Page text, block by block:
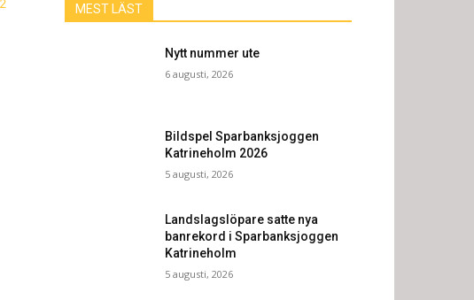
MEST LÄST
Nytt nummer ute
6 augusti, 2026
Bildspel Sparbanksjoggen
Katrineholm 2026
5 augusti, 2026
Landslagslöpare satte nya
banrekord i Sparbanksjoggen
Katrineholm
5 augusti, 2026